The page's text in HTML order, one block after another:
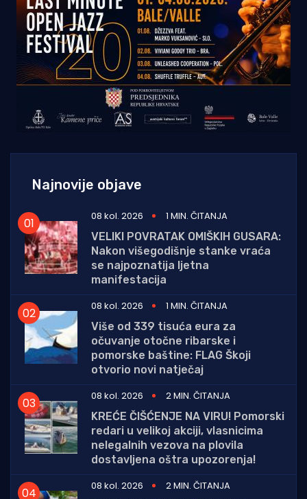
Najnovije objave
08 kol. 2026
1 MIN. ČITANJA
VELIKI POVRATAK OMIŠKIH GUSARA:
Nakon višegodišnje stanke vraća
se najpoznatija ljetna
manifestacija
08 kol. 2026
1 MIN. ČITANJA
Više od 339 tisuća eura za
očuvanje otočne ribarske i
pomorske baštine: FLAG Škoji
otvorio novi natječaj
08 kol. 2026
2 MIN. ČITANJA
KREĆE ČIŠĆENJE NA VIRU! Pomorski
redari u velikoj akciji, vlasnicima
nelegalnih vezova na plovila
dostavljena oštra upozorenja!
08 kol. 2026
2 MIN. ČITANJA